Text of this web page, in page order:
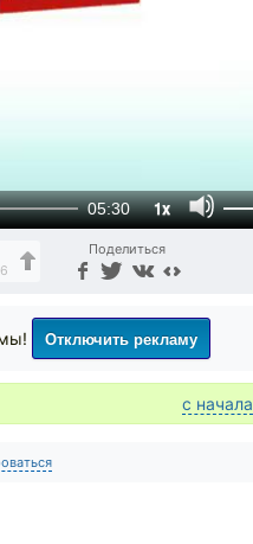
05:30 1x
6
Поделиться
Отключить рекламу
с начала